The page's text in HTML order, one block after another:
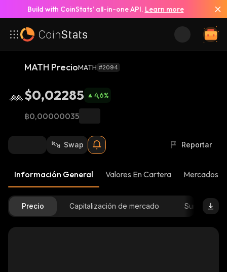
Build with CoinStats’ all-in-one API. Learn more
MATH PrecioMATH #2094
$0,02285 4,6%
฿0,00000035
Swap Reportar
Información General Valores En Cartera Mercados
Precio Capitalización de mercado Suministro